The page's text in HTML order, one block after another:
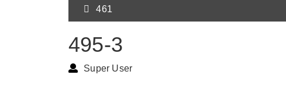
461
495-3
Super User